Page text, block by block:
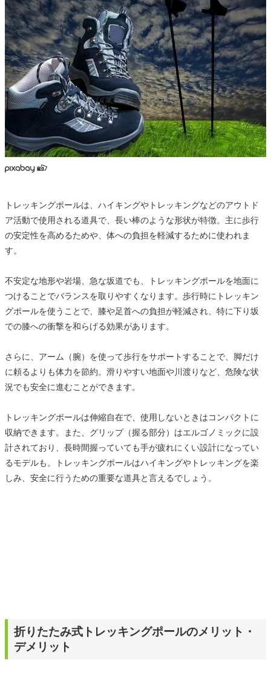
トレッキングポールは、ハイキングやトレッキングなどのアウトド
ア活動で使用される道具で、長い棒のような形状が特徴。主に歩行
の安定性を高めるためや、体への負担を軽減するために使われま
す。
不安定な地形や岩場、急な坂道でも、トレッキングポールを地面に
つけることでバランスを取りやすくなります。歩行時にトレッキン
グポールを使うことで、膝や足首への負担が軽減され、特に下り坂
での膝への衝撃を和らげる効果があります。
さらに、アーム（腕）を使って歩行をサポートすることで、脚だけ
に頼るよりも体力を節約。滑りやすい地面や川渡りなど、危険な状
況でも安全に進むことができます。
トレッキングポールは伸縮自在で、使用しないときはコンパクトに
収納できます。また、グリップ（握る部分）はエルゴノミックに設
計されており、長時間握っていても手が疲れにくい設計になってい
るモデルも。トレッキングポールはハイキングやトレッキングを楽
しみ、安全に行うための重要な道具と言えるでしょう。
折りたたみ式トレッキングポールのメリット・
デメリット